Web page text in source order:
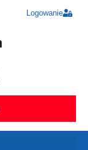
Logowanie